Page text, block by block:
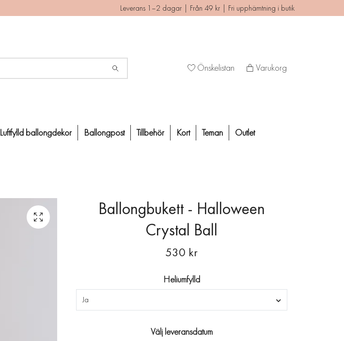
Leverans 1–2 dagar | Från 49 kr | Fri upphämtning i butik
Önskelistan Varukorg
Luftfylld ballongdekor Ballongpost Tillbehör Kort Teman Outlet
Ballongbukett - Halloween
Crystal Ball
530 kr
Heliumfylld
Ja
Välj leveransdatum